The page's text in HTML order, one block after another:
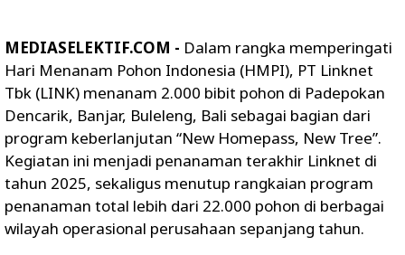
MEDIASELEKTIF.COM - Dalam rangka memperingati
Hari Menanam Pohon Indonesia (HMPI), PT Linknet
Tbk (LINK) menanam 2.000 bibit pohon di Padepokan
Dencarik, Banjar, Buleleng, Bali sebagai bagian dari
program keberlanjutan “New Homepass, New Tree”.
Kegiatan ini menjadi penanaman terakhir Linknet di
tahun 2025, sekaligus menutup rangkaian program
penanaman total lebih dari 22.000 pohon di berbagai
wilayah operasional perusahaan sepanjang tahun.